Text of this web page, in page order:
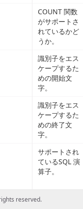
COUNT 関数
がサポートさ
れているかど
うか。
識別子をエス
ケープするた
めの開始文
字。
識別子をエス
ケープするた
めの終了文
字。
サポートされ
ているSQL 演
算子。
GROUP BY が
reserved.